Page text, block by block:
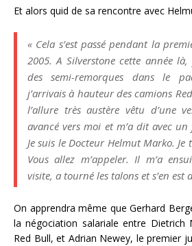
Et alors quid de sa rencontre avec
« Cela s’est passé pendant la
2005. A Silverstone cette année
des semi-remorques dans le
j’arrivais à hauteur des camions
l’allure très austère vêtu d’une
avancé vers moi et m’a dit avec
Je suis le Docteur Helmut Marko.
Vous allez m’appeler. Il m’a
visite, a tourné les talons et s’en est
On apprendra même que Gerhard
la négociation salariale entre Dietrich
Red Bull, et Adrian Newey, le premier